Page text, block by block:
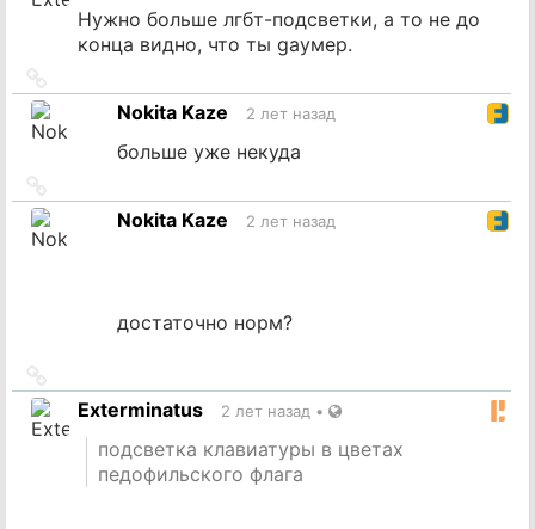
Нужно больше лгбт-подсветки, а то не до
конца видно, что ты gayмер.
на
источникNokita Kaze 2 лет назад
больше уже некуда
на
источникNokita Kaze 2 лет назад
достаточно норм?
на
источник
Exterminatus 2 лет назад •
подсветка клавиатуры в цветах
педофильского флага